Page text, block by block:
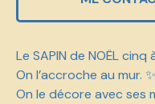
Le SAPIN de NOËL
On l’accroche au mur.
On le décore avec ses